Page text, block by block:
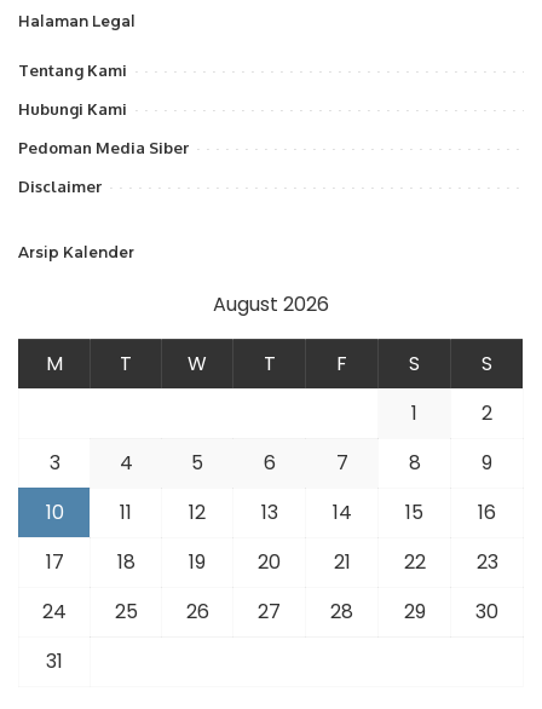
Halaman Legal
Tentang Kami
Hubungi Kami
Pedoman Media Siber
Disclaimer
Arsip Kalender
August 2026
M T W T F S
S
1
2
3
4 5 6 7 8
9
10
11 12 13 14 15
16
17
18 19 20 21 22
23
24
25 26 27 28 29
30
31